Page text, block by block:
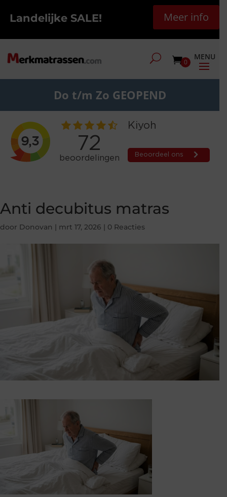
Landelijke SALE! Meer info
0
Do t/m Zo GEOPEND
Anti decubitus matras
door Donovan | mrt 17, 2026 | 0 Reacties